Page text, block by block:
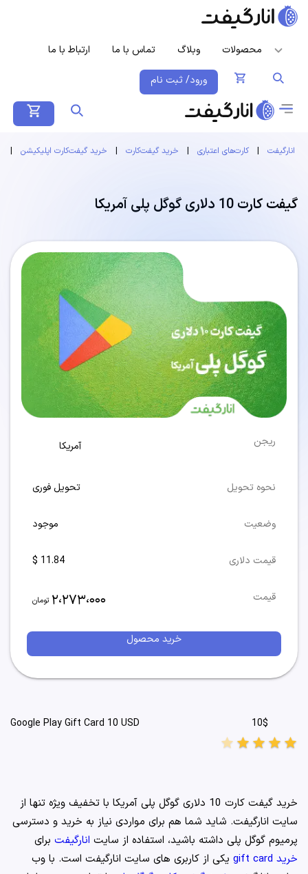
محصولات وبلاگ تماس با ما ارتباط با ما
ورود/ ثبت نام
انارگیفت | کارت‌های اعتباری | خرید گیفت‌کارت | خرید گیفت‌کارت اپلیکیشن |
گیفت کارت 10 دلاری گوگل پلی آمریکا
10$
Google Play Gift Card 10 USD
star
star
star
star
star
خرید گیفت کارت 10 دلاری گوگل پلی آمریکا با تخفیف ویژه تنها از
سایت انارگیفت. شاید شما هم برای مواردی نیاز به خرید و دسترسی
پرمیوم گوگل پلی داشته باشید، استفاده از سایت انارگیفت برای
خرید gift card
یکی از کاربری های سایت انارگیفت است. با وب
ریجن آمریکا
نحوه تحویل تحویل فوری
وضعیت موجود
قیمت دلاری 11.84 $
قیمت 2،273،000 تومان
خرید محصول